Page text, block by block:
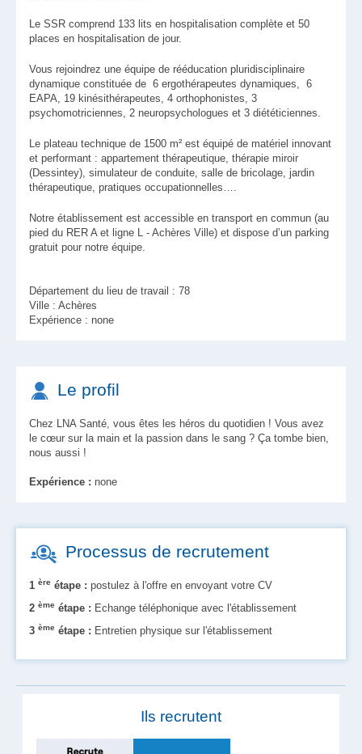
Le SSR comprend 133 lits en hospitalisation complète et 50
places en hospitalisation de jour.
Vous rejoindrez une équipe de rééducation pluridisciplinaire
dynamique constituée de 6 ergothérapeutes dynamiques, 6
EAPA, 19 kinésithérapeutes, 4 orthophonistes, 3
psychomotriciennes, 2 neuropsychologues et 3 diététiciennes.
Le plateau technique de 1500 m² est équipé de matériel innovant
et performant : appartement thérapeutique, thérapie miroir
(Dessintey), simulateur de conduite, salle de bricolage, jardin
thérapeutique, pratiques occupationnelles….
Notre établissement est accessible en transport en commun (au
pied du RER A et ligne L - Achères Ville) et dispose d’un parking
gratuit pour notre équipe.
Département du lieu de travail : 78
Ville : Achères
Expérience : none
Le profil
Chez LNA Santé, vous êtes les héros du quotidien ! Vous avez
le cœur sur la main et la passion dans le sang ? Ça tombe bien,
nous aussi !
Expérience : none
Processus de recrutement
1 ère étape : postulez à l'offre en envoyant votre CV
2 ème étape : Echange téléphonique avec l'établissement
3 ème étape : Entretien physique sur l'établissement
Ils recrutent